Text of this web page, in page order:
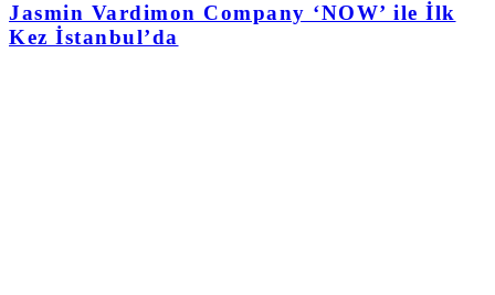
Jasmin Vardimon Company ‘NOW’ ile İlk
Kez İstanbul’da